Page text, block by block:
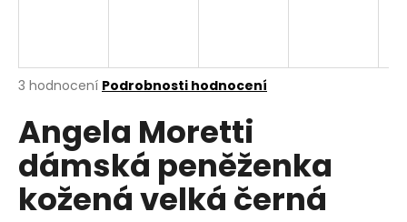
Průměrné
produktu
je
5,0
z
5
hvězdiček.
3 hodnocení Podrobnosti hodnocení
Angela Moretti
dámská peněženka
kožená velká černá
í
t
?
HLEDAT